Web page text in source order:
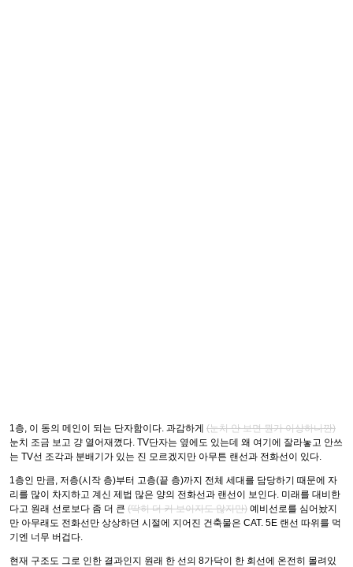
1층, 이 동의 메인이 되는 단자함이다. 과감하게 (눈치 안 보면 뭔가 이상하니깐)
눈치 조금 보고 걍 열어재꼈다. TV단자는 옆에도 있는데 왜 여기에 잘라놓고 안쓰
는 TV선 조각과 분배기가 있는 진 모르겠지만 아무튼 랜선과 전화선이 있다.
1층인 만큼, 저층(시작 층)부터 고층(끝 층)까지 전체 세대를 담당하기 때문에 자
리를 많이 차지하고 계신 제법 많은 양의 전화선과 랜선이 보인다. 미래를 대비한
다고 원래 선로보다 좀 더 큰 (딱히 더 커 보이지도 않지만) 예비선로를 심어놨지
만 아무래도 전화선만 상상하던 시절에 지어진 건축물은 CAT. 5E 랜선 따위를 먹
기엔 너무 버겁다.
현재 구조도 그로 인한 결과인지 원래 한 선의 8가닥이 한 회선에 온전히 몰려있